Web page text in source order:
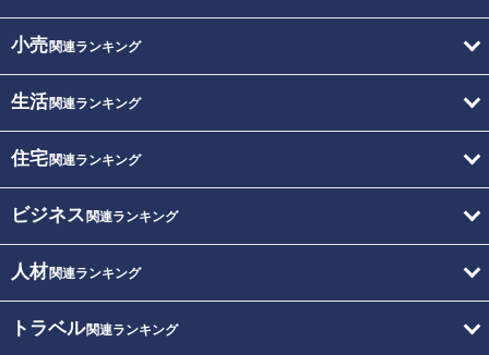
小売関連ランキング
生活関連ランキング
住宅関連ランキング
ビジネス 関連ランキング
人材関連ランキング
トラベル関連ランキング